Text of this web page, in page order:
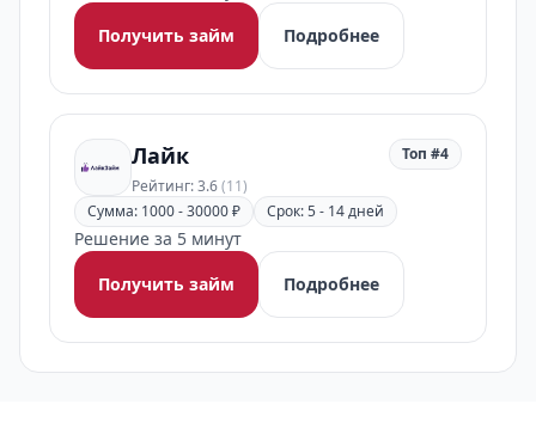
Получить займ
Подробнее
Лайк
Рейтинг: 3.6(11)
Топ #4
Сумма: 1000 - 30000 ₽ Срок: 5 - 14 дней
Решение за 5 минут
Получить займ
Подробнее